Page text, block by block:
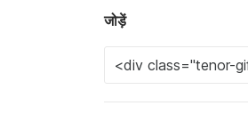
जोड़ें